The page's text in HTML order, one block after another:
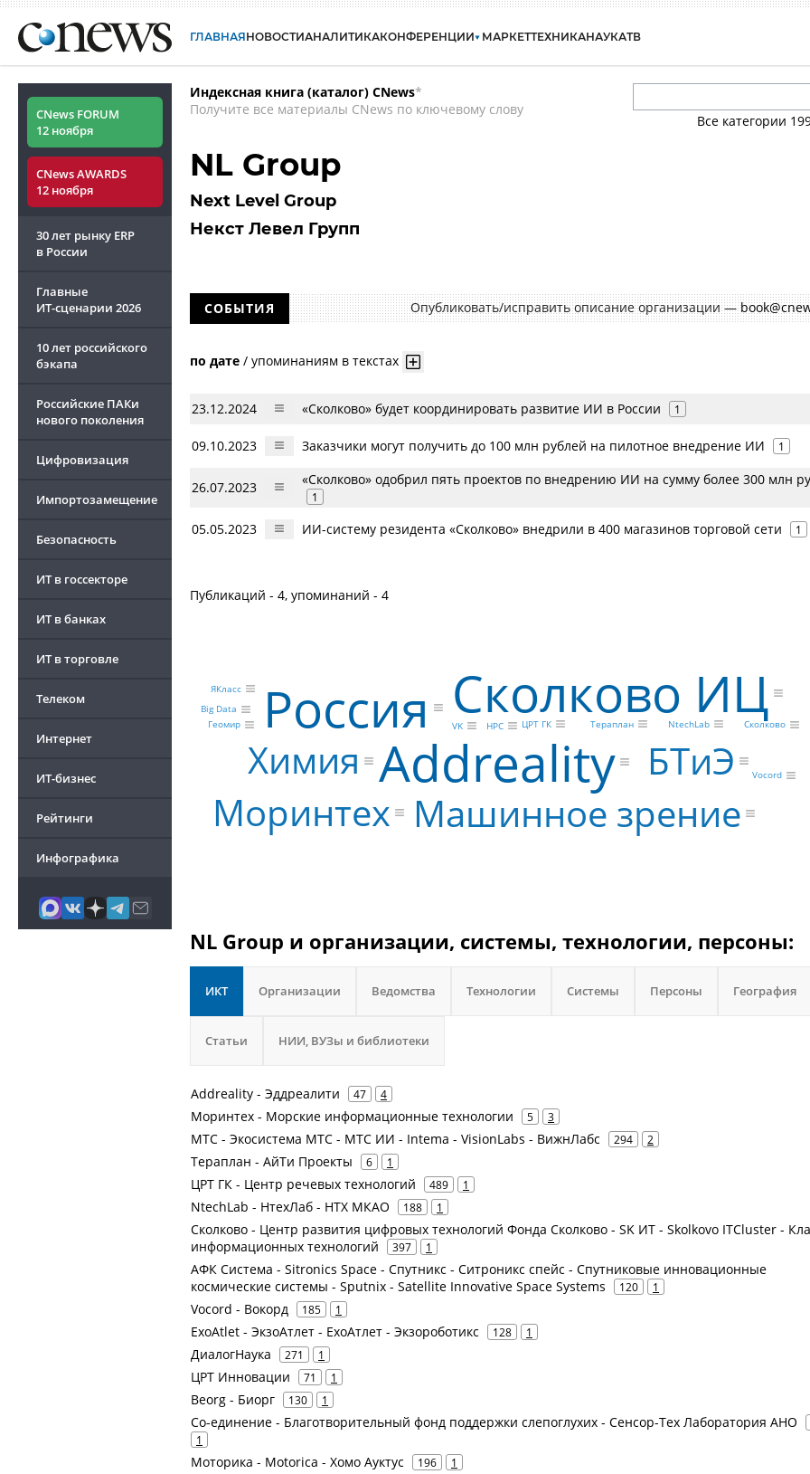
ГЛАВНАЯНОВОСТИАНАЛИТИКАКОНФЕРЕНЦИИ МАРКЕТТЕХНИКАНАУКАТВ
CNews FORUM
12 ноября
CNews AWARDS
12 ноября
30 лет рынку ERP
в России
Главные
ИТ-сценарии 2026
10 лет российского
бэкапа
Российские ПАКи
нового поколения
Цифровизация
Импортозамещение
Безопасность
ИТ в госсекторе
ИТ в банках
ИТ в торговле
Телеком
Интернет
ИТ-бизнес
Рейтинги
Инфографика
Индексная книга (каталог) CNews*
Получите все материалы CNews по ключевому слову
Все категории
NL Group
Next Level Group
Некст Левел Групп
СОБЫТИЯ Опубликовать/исправить описание организации —
по дате / упоминаниям в текстах
23.12.2024 «Сколково» будет координировать развитие ИИ в России 1
09.10.2023 Заказчики могут получить до 100 млн рублей на пилотное внедрение ИИ 1
26.07.2023 «Сколково» одобрил пять проектов по внедрению ИИ на сумму более 300 млн
1
05.05.2023 ИИ-систему резидента «Сколково» внедрили в 400 магазинов торговой сети 1
Публикаций - 4, упоминаний - 4
Addreality
Сколково ИЦ
Россия
Моринтех Машинное зрение
БТиЭ
Химия
Тераплан
ЦРТ ГК NtechLab Сколково
Vocord
ЯКласс
HPC
Big Data
VK
Геомир
NL Group и организации, системы, технологии, персоны:
ИКТ Организации Ведомства Технологии Системы Персоны География
Статьи НИИ, ВУЗы и библиотеки
Addreality - Эддреалити 47 4
Моринтех - Морские информационные технологии 5 3
МТС - Экосистема МТС - МТС ИИ - Intema - VisionLabs - ВижнЛабс 294 2
Тераплан - АйТи Проекты 6 1
ЦРТ ГК - Центр речевых технологий 489 1
NtechLab - НтехЛаб - НТХ МКАО 188 1
Сколково - Центр развития цифровых технологий Фонда Сколково - SK ИТ - Skolkovo ITCluster -
информационных технологий
397 1
АФК Система - Sitronics Space - Спутникс - Ситроникс спейс - Спутниковые инновационные
космические системы - Sputnix - Satellite Innovative Space Systems
120 1
Vocord - Вокорд 185 1
ExoAtlet - ЭкзоАтлет - ExoАтлет - Экзороботикс 128 1
ДиалогНаука 271 1
ЦРТ Инновации 71 1
Beorg - Биорг 130 1
Со-единение - Благотворительный фонд поддержки слепоглухих - Сенсор-Тех Лаборатория АНО
1
Моторика - Motorica - Хомо Ауктус 196 1